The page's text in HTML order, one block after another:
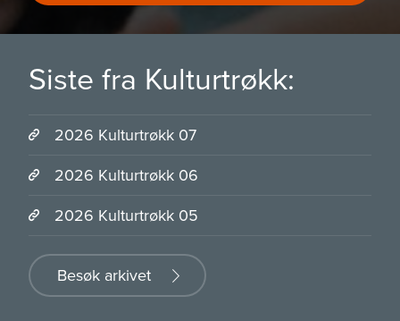
Siste fra Kulturtrøkk:
2026 Kulturtrøkk 07
2026 Kulturtrøkk 06
2026 Kulturtrøkk 05
Besøk arkivet